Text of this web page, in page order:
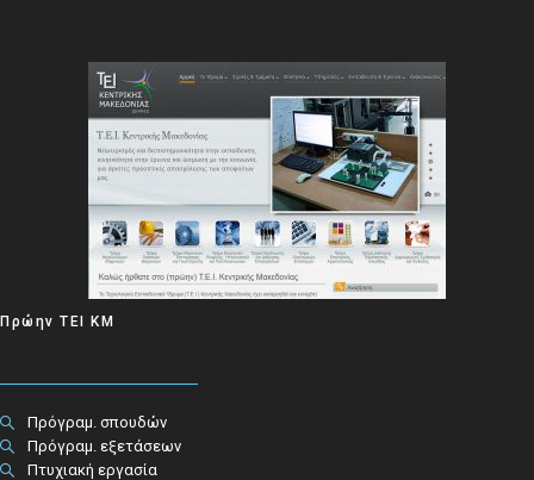
Πρώην ΤΕΙ ΚΜ
Πρόγραμ. σπουδών
Πρόγραμ. εξετάσεων
Πτυχιακή εργασία